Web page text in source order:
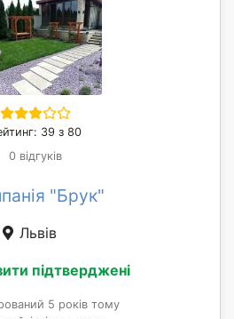
39 з 80
0 відгуків
"Брук"
Львів
підтверджені
5 років тому